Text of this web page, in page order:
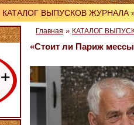
КАТАЛОГ ВЫПУСКОВ ЖУРНАЛА
Главная » КАТАЛОГ
«Стоит ли Париж